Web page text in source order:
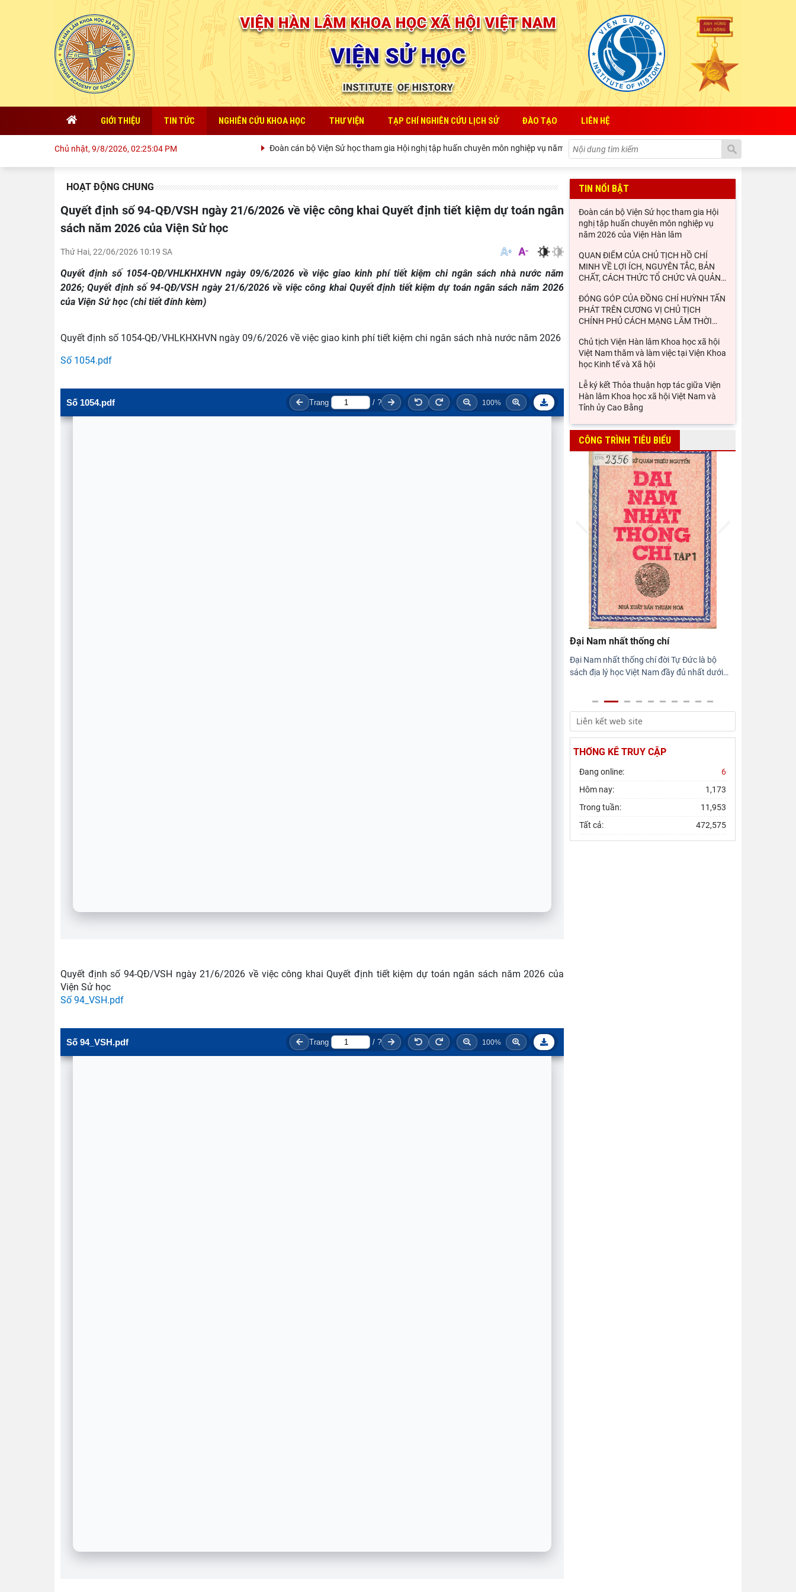
GIỚI THIỆU TIN TỨC NGHIÊN CỨU KHOA HỌC THƯ VIỆN TẠP CHÍ NGHIÊN CỨU LỊCH SỬ ĐÀO TẠO LIÊN HỆ
Chủ nhật, 9/8/2026, 02:25:05 PM Đoàn cán bộ Viện Sử học tham gia Hội nghị tập huấn chuyên môn nghiệp vụ năm 2026 của Viện Hàn lâm Khoa học xã hội Việt Nam
HOẠT ĐỘNG CHUNG
Quyết định số 94-QĐ/VSH ngày 21/6/2026 về việc công khai Quyết định tiết kiệm dự toán ngân
sách năm 2026 của Viện Sử học
Thứ Hai, 22/06/2026 10:19 SA
Quyết định số 1054-QĐ/VHLKHXHVN ngày 09/6/2026 về việc giao kinh phí tiết kiệm chi ngân sách nhà nước năm
2026; Quyết định số 94-QĐ/VSH ngày 21/6/2026 về việc công khai Quyết định tiết kiệm dự toán ngân sách năm 2026
của Viện Sử học (chi tiết đính kèm)
Quyết định số 1054-QĐ/VHLKHXHVN ngày 09/6/2026 về việc giao kinh phí tiết kiệm chi ngân sách nhà nước năm 2026
Số 1054.pdf
Quyết định số 94-QĐ/VSH ngày 21/6/2026 về việc công khai Quyết định tiết kiệm dự toán ngân sách năm 2026 của
Viện Sử học
Số 94_VSH.pdf
TIN NỔI BẬT
Đoàn cán bộ Viện Sử học tham gia Hội
nghị tập huấn chuyên môn nghiệp vụ
năm 2026 của Viện Hàn lâm
QUAN ĐIỂM CỦA CHỦ TỊCH HỒ CHÍ
MINH VỀ LỢI ÍCH, NGUYÊN TẮC, BẢN
CHẤT, CÁCH THỨC TỔ CHỨC VÀ QUẢN…
ĐÓNG GÓP CỦA ĐỒNG CHÍ HUỲNH TẤN
PHÁT TRÊN CƯƠNG VỊ CHỦ TỊCH
CHÍNH PHỦ CÁCH MẠNG LÂM THỜI…
Chủ tịch Viện Hàn lâm Khoa học xã hội
Việt Nam thăm và làm việc tại Viện Khoa
học Kinh tế và Xã hội
Lễ ký kết Thỏa thuận hợp tác giữa Viện
Hàn lâm Khoa học xã hội Việt Nam và
Tỉnh ủy Cao Bằng
Khai mạc trưng bày “Kết nối truyền
thống, vững bước tương lai”
Thường trực Hội đồng Lý luận Trung
ương làm việc với Tiểu ban Văn hóa - Xã
hội - Văn học, nghệ
Đảng ủy Viện Hàn lâm Khoa học xã hội
Việt Nam tổ chức Hội nghị Tập huấn
nghiệp vụ công tác kiểm
Viện Sử học tham gia Hội thảo khoa học
quốc gia "Danh nhân văn hóa Lê Quý
Đôn - Di sản và giá trị
Hội thảo khoa học quốc gia “Danh nhân
văn hóa Lê Quý Đôn - Di sản và giá trị
thời đại”
CÔNG TRÌNH TIÊU BIỂU
Đại Nam nhất thống chí
Đại Nam nhất thống chí đời Tự Đức là bộ
sách địa lý học Việt Nam đầy đủ nhất dưới…
Next
THỐNG KÊ TRUY CẬP
Đang online:
6
Hôm nay:
1,173
Trong tuần:
11,953
Tất cả:
472,575